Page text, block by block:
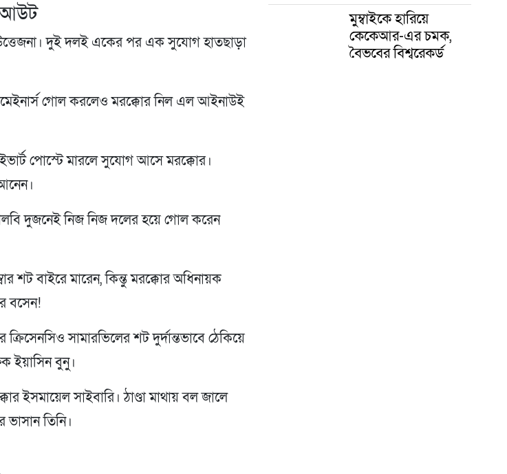
দুই দলই একের পর এক সুযোগ হাতছাড়া
গোল করলেও মরক্কোর নিল এল আইনাউই
পোস্টে মারলে সুযোগ আসে মরক্কোর।
দুজনেই নিজ নিজ দলের হয়ে গোল করেন
শট বাইরে মারেন, কিন্তু মরক্কোর অধিনায়ক
বসেন!
ক্রিসেনসিও সামারভিলের শট দুর্দান্তভাবে ঠেকিয়ে
ইয়াসিন বুনু।
ইসমায়েল সাইবারি। ঠাণ্ডা মাথায় বল জালে
ভাসান তিনি।
মুম্বাইকে হারিয়ে
কেকেআর-এর চমক,
বৈভবের বিশ্বরেকর্ড